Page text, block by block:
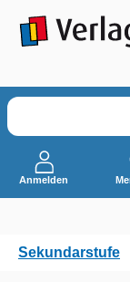
springen
Anmelden
Sekundarstufe